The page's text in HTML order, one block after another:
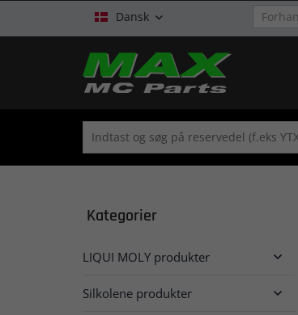
Dansk 
Kategorier
LIQUI MOLY produkter 
Silkolene produkter 